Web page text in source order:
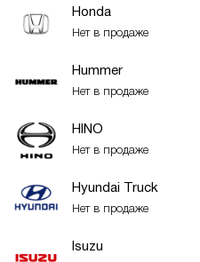
Honda
Нет в продаже
Hummer
Нет в продаже
HINO
Нет в продаже
Hyundai Truck
Нет в продаже
Isuzu